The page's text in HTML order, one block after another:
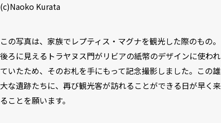
(c)Naoko Kurata
この写真は、家族でレプティス・マグナを観光した際のもの。
後ろに見えるトラヤヌス門がリビアの紙幣のデザインに使われ
ていたため、そのお札を手にもって記念撮影しました。この雄
大な遺跡たちに、再び観光客が訪れることができる日が早く来
ることを願います。